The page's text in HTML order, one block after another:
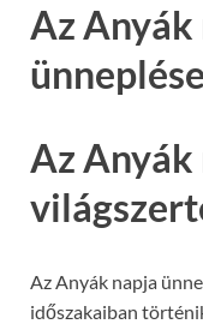
Az Anyák
ünneplése
Az Anyák
Az Anyák napja
időszakaiban